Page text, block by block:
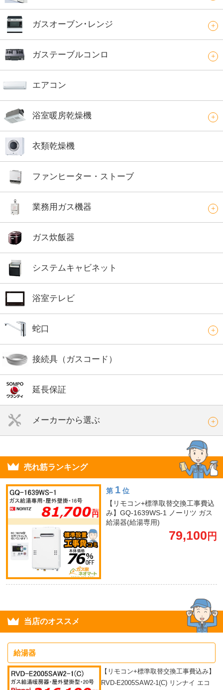
ガスオーブン･レンジ
ガステーブルコンロ
エアコン
浴室暖房乾燥機
衣類乾燥機
ファンヒーター・ストーブ
業務用ガス機器
ガス炊飯器
システムキャビネット
浴室テレビ
蛇口
接続具（ガスコード）
延長保証
メーカーから選ぶ
売れ筋ランキング
第 1位
【リモコン+標準取替交換工事費込
み】GQ-1639WS-1 ノーリツ ガス
給湯器(給湯専用)
79,100 円
当店のオススメ
給湯器
【リモコン+標準取替交換工事費込み】
RVD-E2005SAW2-1(C) リンナイ エコ